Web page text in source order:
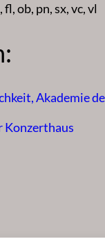
ob, pn, sx, vc, vl
Akademie
Konzerthaus